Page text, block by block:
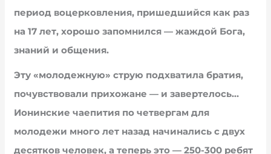
период воцерковления, пришедшийся как раз
на 17 лет, хорошо запомнился — жаждой Бога,
знаний и общения.
Эту «молодежную» струю подхватила братия,
почувствовали прихожане — и завертелось…
Ионинские чаепития по четвергам для
молодежи много лет назад начинались с двух
десятков человек, а теперь это — 250-300 ребят